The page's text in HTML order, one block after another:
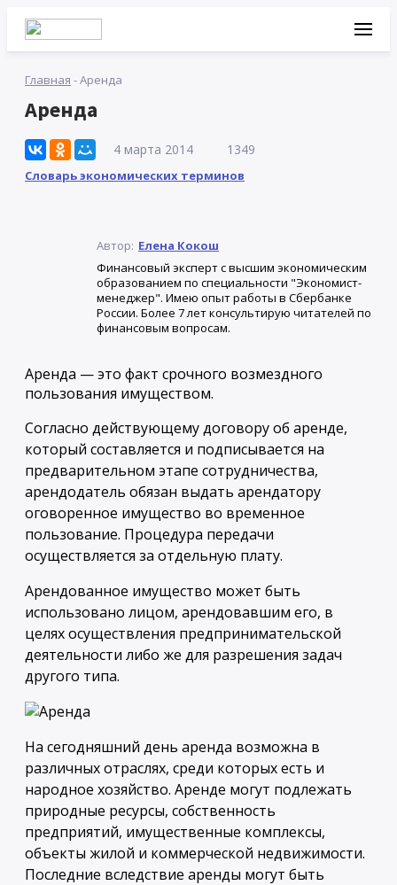
Главная -Аренда
Аренда
4 марта 2014 1349
Словарь экономических терминов
Автор: Елена Кокош
Финансовый эксперт с высшим экономическим
образованием по специальности "Экономист-
менеджер". Имею опыт работы в Сбербанке
России. Более 7 лет консультирую читателей по
финансовым вопросам.
Аренда — это факт срочного возмездного
пользования имуществом.
Согласно действующему договору об аренде,
который составляется и подписывается на
предварительном этапе сотрудничества,
арендодатель обязан выдать арендатору
оговоренное имущество во временное
пользование. Процедура передачи
осуществляется за отдельную плату.
Арендованное имущество может быть
использовано лицом, арендовавшим его, в
целях осуществления предпринимательской
деятельности либо же для разрешения задач
другого типа.
На сегодняшний день аренда возможна в
различных отраслях, среди которых есть и
народное хозяйство. Аренде могут подлежать
природные ресурсы, собственность
предприятий, имущественные комплексы,
объекты жилой и коммерческой недвижимости.
Последние вследствие аренды могут быть